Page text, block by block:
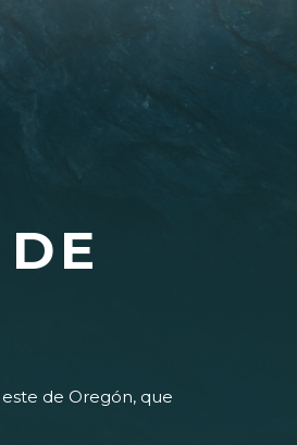
de Oregón, que